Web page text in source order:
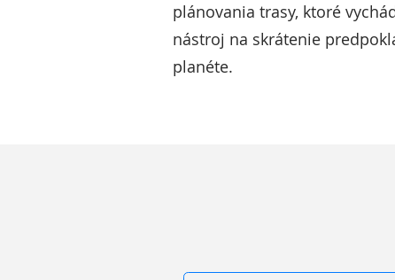
plánovania trasy, ktoré
nástroj na skrátenie
planéte.